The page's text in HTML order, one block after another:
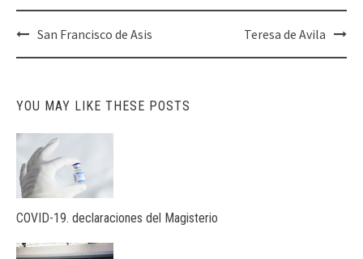
Post
navigation
San Francisco de Asis Teresa de Avila
YOU MAY LIKE THESE POSTS
COVID-19. declaraciones del Magisterio